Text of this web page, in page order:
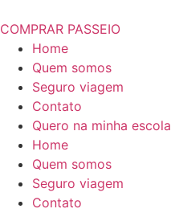
COMPRAR PASSEIO
Home
Quem somos
Seguro viagem
Contato
Quero na minha escola
Home
Quem somos
Seguro viagem
Contato